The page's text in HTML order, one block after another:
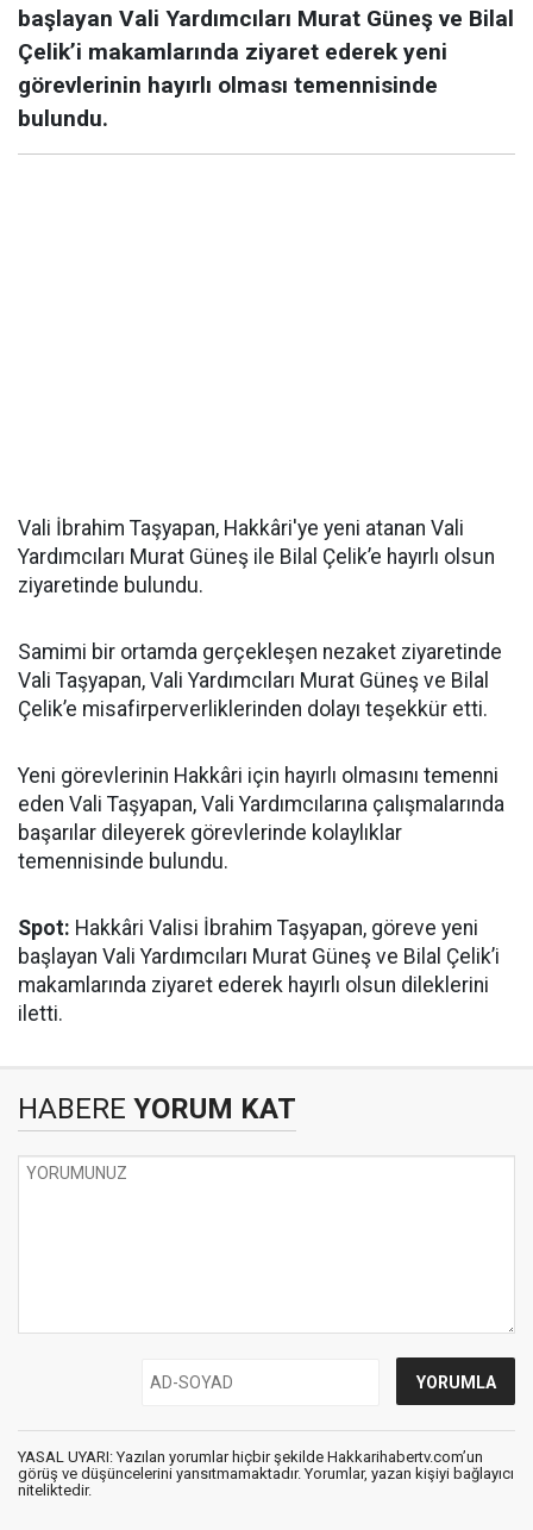
başlayan Vali Yardımcıları Murat Güneş ve Bilal
Çelik’i makamlarında ziyaret ederek yeni
görevlerinin hayırlı olması temennisinde
bulundu.
Vali İbrahim Taşyapan, Hakkâri'ye yeni atanan Vali
Yardımcıları Murat Güneş ile Bilal Çelik’e hayırlı olsun
ziyaretinde bulundu.
Samimi bir ortamda gerçekleşen nezaket ziyaretinde
Vali Taşyapan, Vali Yardımcıları Murat Güneş ve Bilal
Çelik’e misafirperverliklerinden dolayı teşekkür etti.
Yeni görevlerinin Hakkâri için hayırlı olmasını temenni
eden Vali Taşyapan, Vali Yardımcılarına çalışmalarında
başarılar dileyerek görevlerinde kolaylıklar
temennisinde bulundu.
Spot: Hakkâri Valisi İbrahim Taşyapan, göreve yeni
başlayan Vali Yardımcıları Murat Güneş ve Bilal Çelik’i
makamlarında ziyaret ederek hayırlı olsun dileklerini
iletti.
HABERE YORUM KAT
YASAL UYARI: Yazılan yorumlar hiçbir şekilde Hakkarihabertv.com’un
görüş ve düşüncelerini yansıtmamaktadır. Yorumlar, yazan kişiyi bağlayıcı
niteliktedir.